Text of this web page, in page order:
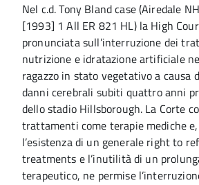
Nel c.d. Tony Bland case (Airedale
[1993] 1 All ER 821 HL) la High
pronunciata sull’interruzione dei
nutrizione e idratazione artificiale
ragazzo in stato vegetativo a causa
danni cerebrali subiti quattro anni
dello stadio Hillsborough. La Corte
trattamenti come terapie mediche
l’esistenza di un generale right to
treatments e l’inutilità di un
terapeutico, ne permise